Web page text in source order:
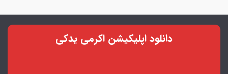
دانلود اپلیکیشن اکرمی یدکی